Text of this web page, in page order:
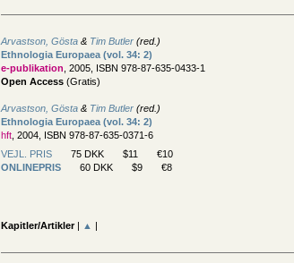
Arvastson, Gösta & Tim Butler (red.)
Ethnologia Europaea (vol. 34: 2)
e-publikation , 2005, ISBN 978-87-635-0433-1
Open Access (Gratis)
Arvastson, Gösta & Tim Butler (red.)
Ethnologia Europaea (vol. 34: 2)
hft , 2004, ISBN 978-87-635-0371-6
VEJL. PRIS
75 DKK $11
€10
ONLINEPRIS
60 DKK $9 €8
Kapitler/Artikler| ▲ |